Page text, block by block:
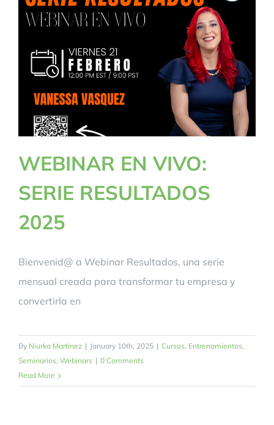
BLOG
CONTACTANOS
WEBINAR EN VIVO:
SERIE RESULTADOS
2025
Bienvenid@ a Webinar Resultados, una serie
mensual creada para transformar tu empresa y
convertirla en
By Niurka Martinez | January 10th, 2025 | Cursos, Entrenamientos,
Seminarios, Webinars | 0 Comments
Read More